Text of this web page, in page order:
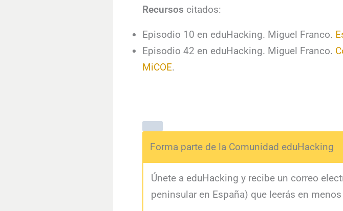
Recursos citados:
Episodio 10 en eduHacking. Miguel Franco.
Episodio 42 en eduHacking. Miguel Franco.
MiCOE.
Forma parte de la Comunidad eduHacking
Únete a eduHacking y recibe un correo
peninsular en España) que leerás en